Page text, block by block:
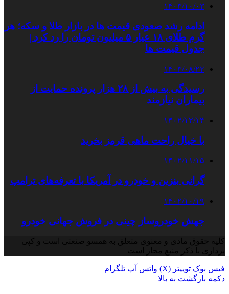
۱۴۰۳/۱۰/۰۳
ادامه رشد صعودی قیمت ها در بازار طلا و سکه؛ هر
گرم طلای ۱۸ عیار ۵ میلیون تومان را رد کرد |
جدول قیمت ها
۱۴۰۳/۰۸/۲۲
رسیدگی به بیش از ۲۸ هزار پرونده حمایت از
بیماران نیازمند
۱۴۰۲/۱۲/۱۴
با خیال راحت ماهی قرمز بخرید
۱۴۰۲/۱۱/۱۵
گرانی بنزین و خودرو در آمریکا با تعرفه‌های ترامپ
۱۴۰۲/۱۰/۱۹
جهش خودروساز چینی در فروش جهانی خودرو
کلیه حقوق مادی و معنوی متعلق به همسو صنعتی است و کپی
برداری با ذکر منبع مجاز است
فیس بوک توییتر (X) واتس آپ تلگرام
دکمه بازگشت به بالا